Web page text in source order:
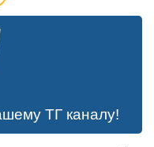
ТГ каналу!